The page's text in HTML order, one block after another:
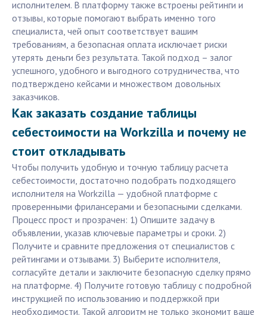
исполнителем. В платформу также встроены рейтинги и
отзывы, которые помогают выбрать именно того
специалиста, чей опыт соответствует вашим
требованиям, а безопасная оплата исключает риски
утерять деньги без результата. Такой подход – залог
успешного, удобного и выгодного сотрудничества, что
подтверждено кейсами и множеством довольных
заказчиков.
Как заказать создание таблицы
себестоимости на Workzilla и почему не
стоит откладывать
Чтобы получить удобную и точную таблицу расчета
себестоимости, достаточно подобрать подходящего
исполнителя на Workzilla — удобной платформе с
проверенными фрилансерами и безопасными сделками.
Процесс прост и прозрачен: 1) Опишите задачу в
объявлении, указав ключевые параметры и сроки. 2)
Получите и сравните предложения от специалистов с
рейтингами и отзывами. 3) Выберите исполнителя,
согласуйте детали и заключите безопасную сделку прямо
на платформе. 4) Получите готовую таблицу с подробной
инструкцией по использованию и поддержкой при
необходимости. Такой алгоритм не только экономит ваше